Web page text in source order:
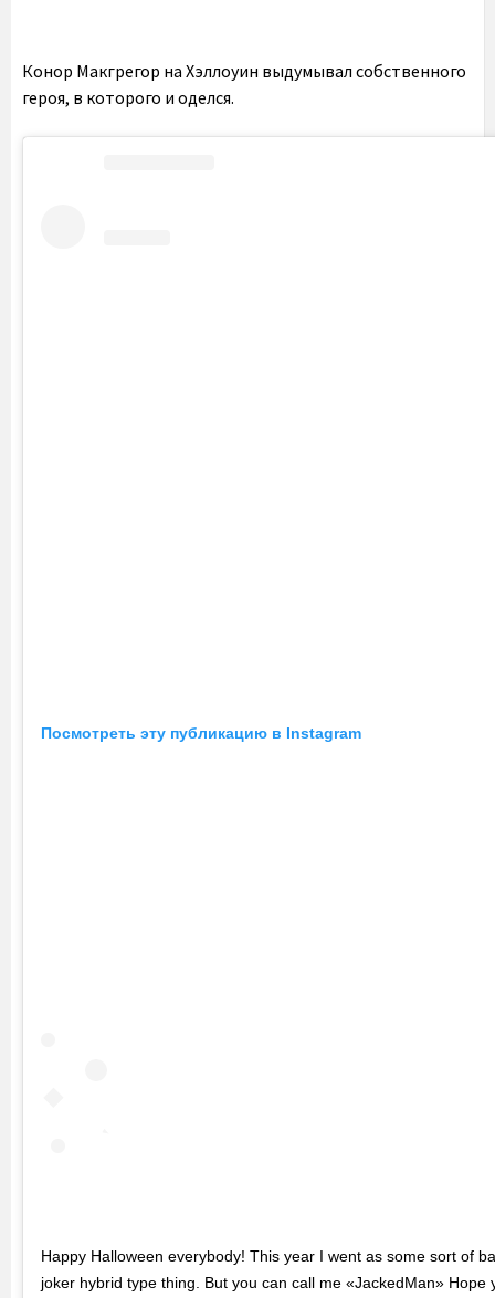
Конор Макгрегор на Хэллоуин выдумывал собственного
героя, в которого и оделся.
Посмотреть эту публикацию в Instagram
Happy Halloween everybody! This year I went as some sort of
joker hybrid type thing. But you can call me «JackedMan» Hope